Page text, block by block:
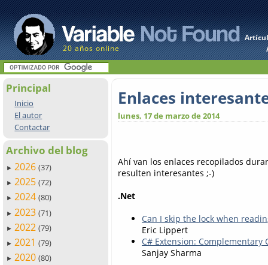
20 años online
Principal
Inicio
El autor
Contactar
Archivo del blog
► 2026 (37)
► 2025 (72)
► 2024 (80)
► 2023 (71)
► 2022 (79)
► 2021 (79)
► 2020 (80)
Enlaces
lunes, 17 de marzo de 2014
Ahí van los enlaces recopilados
resulten interesantes ;-)
.Net
Can I skip the lock when
Eric Lippert
C# Extension: Complementary
Sanjay Sharma